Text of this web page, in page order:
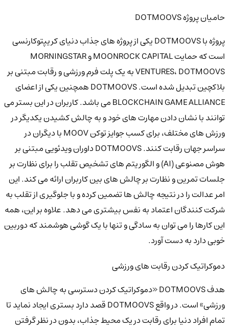
حامیان پروژه DOTMOOVS
پروژه با DOTMOOVS یکی از پروژه های جذاب دنیای کریپتوکارنسی
است که حمایت MOONROCK CAPITAL و MORNINGSTAR
VENTURES، DOTMOOVS به یک پلت فرم ورزشی و رقابت مبتنی بر
بلاکچین تبدیل شده است. DOTMOOVS همچنین یکی از اعضای
BLOCKCHAIN GAME ALLIANCE می باشد. کاربران در این بستر می
توانند با نشان دادن مهارت های خود و به چالش کشیدن یکدیگر در
ورزش های مختلف، برای کسب جوایز توکن MOOV با دیگران در
سراسر جهان رقابت کنند. DOTMOOVS داوران ویدئویی مبتنی بر
هوش مصنوعی (AI) و الگوریتم های تشخیص تقلب را برای نظارت بر
جلسات تمرین و نظارت بر چالش های بین کاربران ارائه می کند. این
امر عدالت را در نتیجه چالش ها تضمین کرده و با جلوگیری از تقلب به
شرکت کنندگان اعتماد به نفس بیشتری می دهد. علاوه بر این، همه
این کارها را می توان به سادگی و تنها با یک گوشی هوشمند که دوربین
خوبی دارد به دست آورد.
دموکراتیک کردن رقابت های ورزشی
هدف DOTMOOVS «دموکراتیک کردن دسترسی به چالش های
ورزشی» است. در واقع DOTMOOVS قصد دارد بستری ایجاد نماید تا
تمام افراد دنیا برای رقابت در یک محیط جذاب، بدون در نظر گرفتن